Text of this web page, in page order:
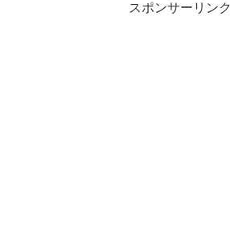
スポンサーリンク